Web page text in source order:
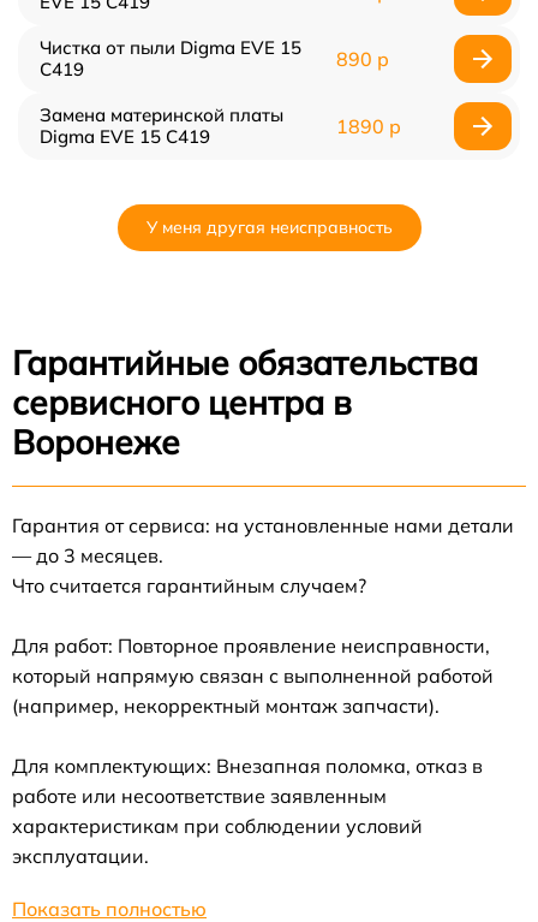
Чистка от пыли Digma EVE 15
C419
890 р
Замена материнской платы
Digma EVE 15 C419
1890 р
У меня другая неисправность
Гарантийные обязательства
сервисного центра в
Воронеже
Гарантия от сервиса: на установленные нами детали
— до 3 месяцев.
Что считается гарантийным случаем?
Для работ: Повторное проявление неисправности,
который напрямую связан с выполненной работой
(например, некорректный монтаж запчасти).
Для комплектующих: Внезапная поломка, отказ в
работе или несоответствие заявленным
характеристикам при соблюдении условий
эксплуатации.
Показать полностью